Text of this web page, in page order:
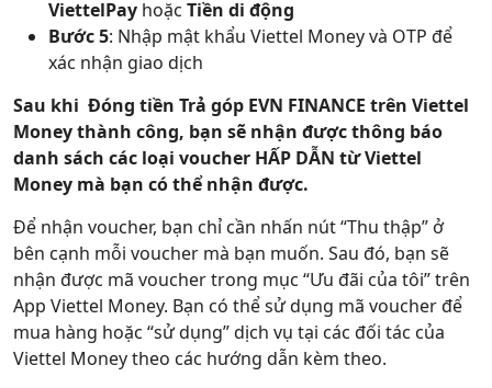
ViettelPay hoặc Tiền di động
Bước 5: Nhập mật khẩu Viettel Money và OTP để
xác nhận giao dịch
Sau khi Đóng tiền Trả góp EVN FINANCE trên Viettel
Money thành công, bạn sẽ nhận được thông báo
danh sách các loại voucher HẤP DẪN từ Viettel
Money mà bạn có thể nhận được.
Để nhận voucher, bạn chỉ cần nhấn nút “Thu thập” ở
bên cạnh mỗi voucher mà bạn muốn. Sau đó, bạn sẽ
nhận được mã voucher trong mục “Ưu đãi của tôi” trên
App Viettel Money. Bạn có thể sử dụng mã voucher để
mua hàng hoặc “sử dụng” dịch vụ tại các đối tác của
Viettel Money theo các hướng dẫn kèm theo.